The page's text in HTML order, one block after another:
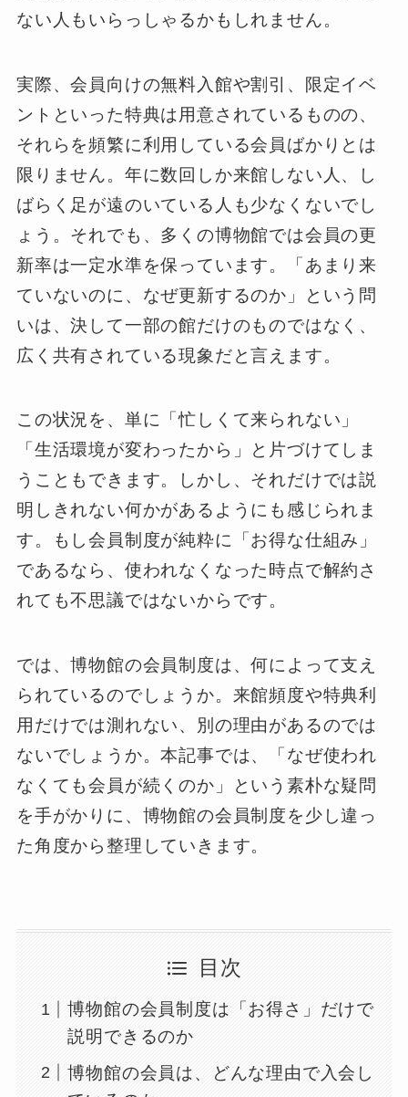
ない人もいらっしゃるかもしれません。
実際、会員向けの無料入館や割引、限定イベ
ントといった特典は用意されているものの、
それらを頻繁に利用している会員ばかりとは
限りません。年に数回しか来館しない人、し
ばらく足が遠のいている人も少なくないでし
ょう。それでも、多くの博物館では会員の更
新率は一定水準を保っています。「あまり来
ていないのに、なぜ更新するのか」という問
いは、決して一部の館だけのものではなく、
広く共有されている現象だと言えます。
この状況を、単に「忙しくて来られない」
「生活環境が変わったから」と片づけてしま
うこともできます。しかし、それだけでは説
明しきれない何かがあるようにも感じられま
す。もし会員制度が純粋に「お得な仕組み」
であるなら、使われなくなった時点で解約さ
れても不思議ではないからです。
では、博物館の会員制度は、何によって支え
られているのでしょうか。来館頻度や特典利
用だけでは測れない、別の理由があるのでは
ないでしょうか。本記事では、「なぜ使われ
なくても会員が続くのか」という素朴な疑問
を手がかりに、博物館の会員制度を少し違っ
た角度から整理していきます。
目次
博物館の会員制度は「お得さ」だけで
説明できるのか
博物館の会員は、どんな理由で入会し